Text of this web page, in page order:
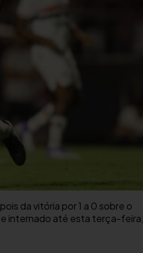
da vitória por 1 a 0 sobre o
internado até esta terça-feira,